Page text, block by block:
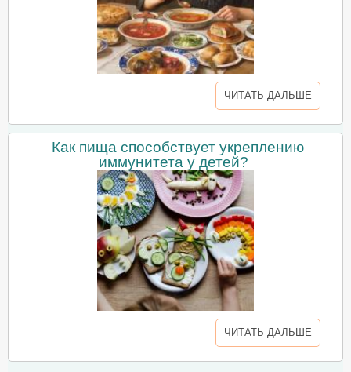
ЧИТАТЬ ДАЛЬШЕ
Как пища способствует укреплению
иммунитета у детей?
ЧИТАТЬ ДАЛЬШЕ